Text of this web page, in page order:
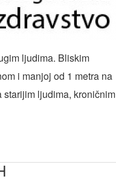
ljudima. Bliskim
i manjoj od 1 metra na
starijim ljudima, kroničnim